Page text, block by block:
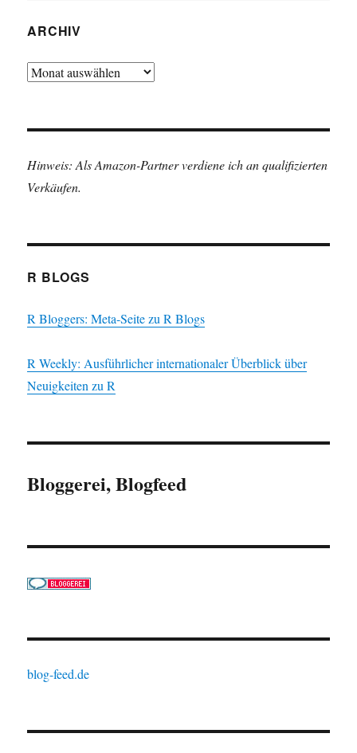
ARCHIV
Archiv
Hinweis: Als Amazon-Partner verdiene ich an qualifizierten
Verkäufen.
R BLOGS
R Bloggers: Meta-Seite zu R Blogs
R Weekly: Ausführlicher internationaler Überblick über
Neuigkeiten zu R
Bloggerei, Blogfeed
blog-feed.de